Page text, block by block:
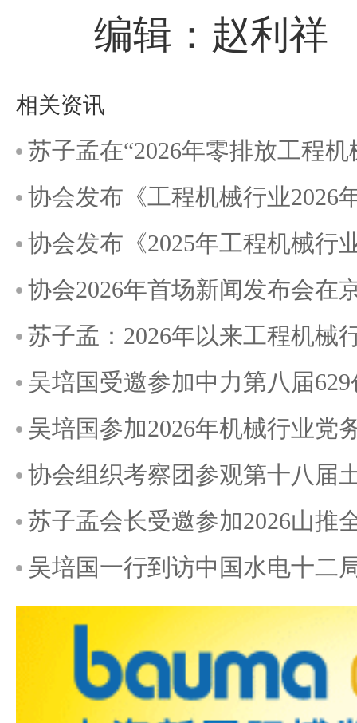
编辑：赵利祥
相关资讯
苏子孟在“2026年零排放工程
协会发布《工程机械行业2026
协会发布《2025年工程机械行
协会2026年首场新闻发布会在
苏子孟：2026年以来工程机械
吴培国受邀参加中力第八届
吴培国参加2026年机械行业党
协会组织考察团参观第十八届
苏子孟会长受邀参加2026山推
吴培国一行到访中国水电十二